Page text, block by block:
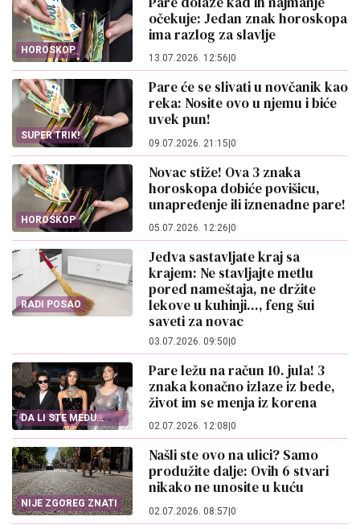
HOROSKOP
očekuje: Jedan znak horoskopa
ima razlog za slavlje
13.07.2026. 12:56 0
SUPER TRIK!
Pare će se slivati u novčanik kao
reka: Nosite ovo u njemu i biće
uvek pun!
09.07.2026. 21:15|0
HOROSKOP
Novac stiže! Ova 3 znaka
horoskopa dobiće povišicu,
unapređenje ili iznenadne pare!
05.07.2026. 12:26 0
RADI POSAO
Jedva sastavljate kraj sa
krajem: Ne stavljajte metlu
pored nameštaja, ne držite
lekove u kuhinji..., feng šui
saveti za novac
03.07.2026. 09:50 0
DA LI STE MEĐU
NJIMA?
Pare ležu na račun 10. jula! 3
znaka konačno izlaze iz bede,
život im se menja iz korena
02.07.2026. 12:08 0
NIJE ZGOREG ZNATI
Našli ste ovo na ulici? Samo
produžite dalje: Ovih 6 stvari
nikako ne unosite u kuću
02.07.2026. 08:57|0